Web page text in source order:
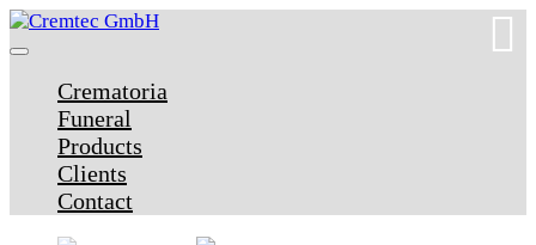
Crematoria
Funeral
Products
Clients
Contact